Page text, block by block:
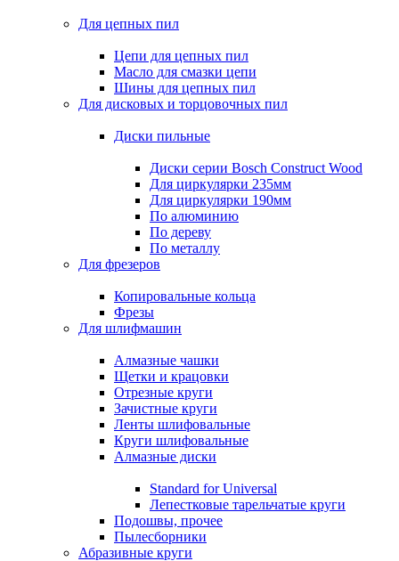
Для цепных пил
Цепи для цепных пил
Масло для смазки цепи
Шины для цепных пил
Для дисковых и торцовочных пил
Диски пильные
Диски серии Bosch Construct Wood
Для циркулярки 235мм
Для циркулярки 190мм
По алюминию
По дереву
По металлу
Для фрезеров
Копировальные кольца
Фрезы
Для шлифмашин
Алмазные чашки
Щетки и крацовки
Отрезные круги
Зачистные круги
Ленты шлифовальные
Круги шлифовальные
Алмазные диски
Standard for Universal
Лепестковые тарельчатые круги
Подошвы, прочее
Пылесборники
Абразивные круги